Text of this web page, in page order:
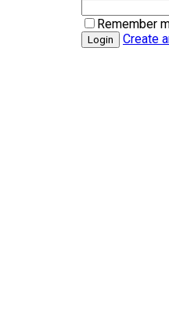
Remember
Create